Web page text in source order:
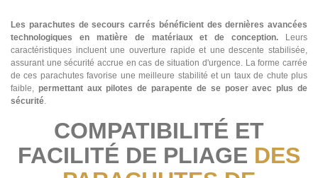
Les parachutes de secours carrés bénéficient des dernières avancées
technologiques en matière de matériaux et de conception. Leurs
caractéristiques incluent une ouverture rapide et une descente stabilisée,
assurant une sécurité accrue en cas de situation d'urgence. La forme carrée
de ces parachutes favorise une meilleure stabilité et un taux de chute plus
faible, permettant aux pilotes de parapente de se poser avec plus de
sécurité.
COMPATIBILITÉ ET
FACILITÉ DE PLIAGE DES